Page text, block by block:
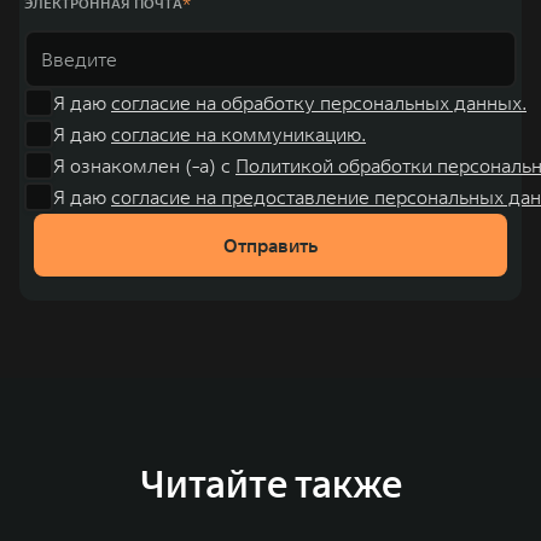
Я даю согласие на обработку персональных данных.
Я даю согласие на коммуникацию.
Я ознакомлен (-а) с Политикой обработки
Я даю согласие на предоставление персональных
Отправить
Читайте также